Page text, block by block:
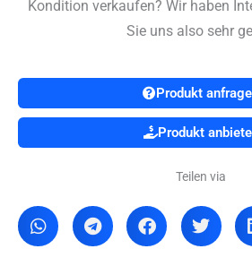
Kondition verkaufen? Wir haben
Sie uns also sehr
Produkt
Produkt
Teilen via